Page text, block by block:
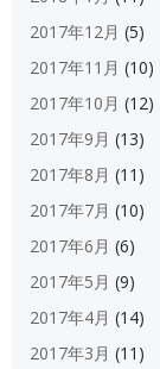
2017年12月 (5)
2017年11月 (10)
2017年10月 (12)
2017年9月 (13)
2017年8月 (11)
2017年7月 (10)
2017年6月 (6)
2017年5月 (9)
2017年4月 (14)
2017年3月 (11)